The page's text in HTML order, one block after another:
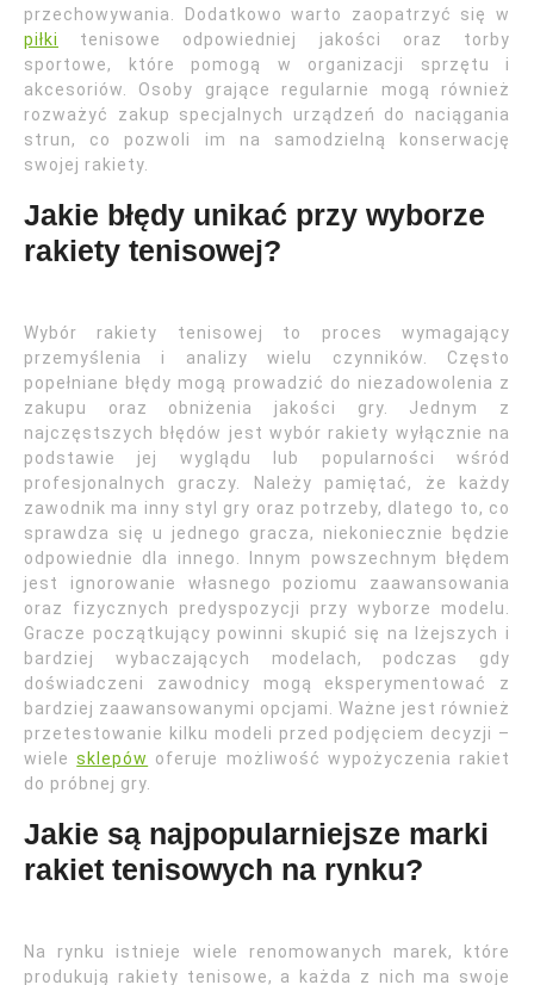
przechowywania. Dodatkowo warto zaopatrzyć się w
piłki
tenisowe odpowiedniej jakości oraz torby
sportowe, które pomogą w organizacji sprzętu i
akcesoriów. Osoby grające regularnie mogą również
rozważyć zakup specjalnych urządzeń do naciągania
strun, co pozwoli im na samodzielną konserwację
swojej rakiety.
Jakie błędy unikać przy wyborze
rakiety tenisowej?
Wybór rakiety tenisowej to proces wymagający
przemyślenia i analizy wielu czynników. Często
popełniane błędy mogą prowadzić do niezadowolenia z
zakupu oraz obniżenia jakości gry. Jednym z
najczęstszych błędów jest wybór rakiety wyłącznie na
podstawie jej wyglądu lub popularności wśród
profesjonalnych graczy. Należy pamiętać, że każdy
zawodnik ma inny styl gry oraz potrzeby, dlatego to, co
sprawdza się u jednego gracza, niekoniecznie będzie
odpowiednie dla innego. Innym powszechnym błędem
jest ignorowanie własnego poziomu zaawansowania
oraz fizycznych predyspozycji przy wyborze modelu.
Gracze początkujący powinni skupić się na lżejszych i
bardziej wybaczających modelach, podczas gdy
doświadczeni zawodnicy mogą eksperymentować z
bardziej zaawansowanymi opcjami. Ważne jest również
przetestowanie kilku modeli przed podjęciem decyzji –
wielesklepów oferuje możliwość wypożyczenia rakiet
do próbnej gry.
Jakie są najpopularniejsze marki
rakiet tenisowych na rynku?
Na rynku istnieje wiele renomowanych marek, które
produkują rakiety tenisowe, a każda z nich ma swoje